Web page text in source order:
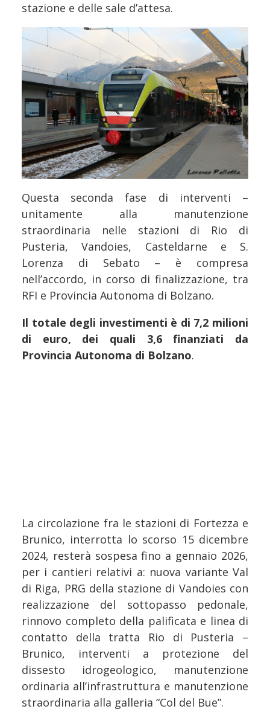
stazione e delle sale d’attesa.
Questa seconda fase di interventi –
unitamente alla manutenzione
straordinaria nelle stazioni di Rio di
Pusteria, Vandoies, Casteldarne e S.
Lorenza di Sebato – è compresa
nell’accordo, in corso di finalizzazione, tra
RFI e Provincia Autonoma di Bolzano.
Il totale degli investimenti è di 7,2 milioni
di euro, dei quali 3,6 finanziati da
Provincia Autonoma di Bolzano.
La circolazione fra le stazioni di Fortezza e
Brunico, interrotta lo scorso 15 dicembre
2024, resterà sospesa fino a gennaio 2026,
per i cantieri relativi a: nuova variante Val
di Riga, PRG della stazione di Vandoies con
realizzazione del sottopasso pedonale,
rinnovo completo della palificata e linea di
contatto della tratta Rio di Pusteria –
Brunico, interventi a protezione del
dissesto idrogeologico, manutenzione
ordinaria all’infrastruttura e manutenzione
straordinaria alla galleria “Col del Bue”.